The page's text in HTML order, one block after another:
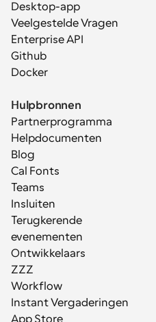
Desktop-app
Veelgestelde Vragen
Enterprise API
Github
Docker
Hulpbronnen
Partnerprogramma
Helpdocumenten
Blog
Cal Fonts
Teams
Insluiten
Terugkerende
evenementen
Ontwikkelaars
ZZZ
Workflow
Instant Vergaderingen
App Store